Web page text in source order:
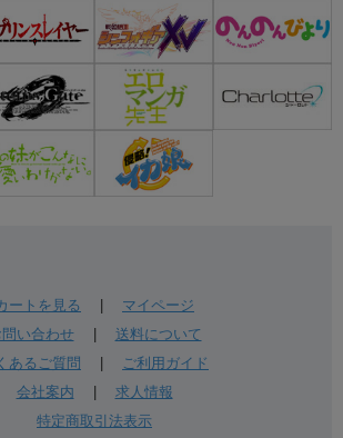
ートを見る
マイページ
問い合わせ| 送料について
あるご質問
ご利用ガイド
会社案内
求人情報
特定商取引法表示